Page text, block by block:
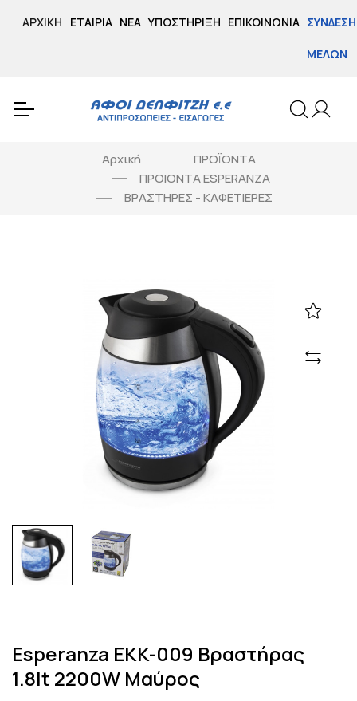
ΑΡΧΙΚΉ ΕΤΑΙΡΊΑ ΝΈΑ ΥΠΟΣΤΉΡΙΞΗ ΕΠΙΚΟΙΝΩΝΊΑ ΣΎΝΔΕΣΗ
ΜΕΛΏΝ
Αρχική
ΠΡΟΪΟΝΤΑ
ΠΡΟΙΟΝΤΑ ESPERANZA
ΒΡΑΣΤΗΡΕΣ - ΚΑΦΕΤΙΕΡΕΣ
Esperanza EKK-009 Βραστήρας
1.8lt 2200W Μαύρος